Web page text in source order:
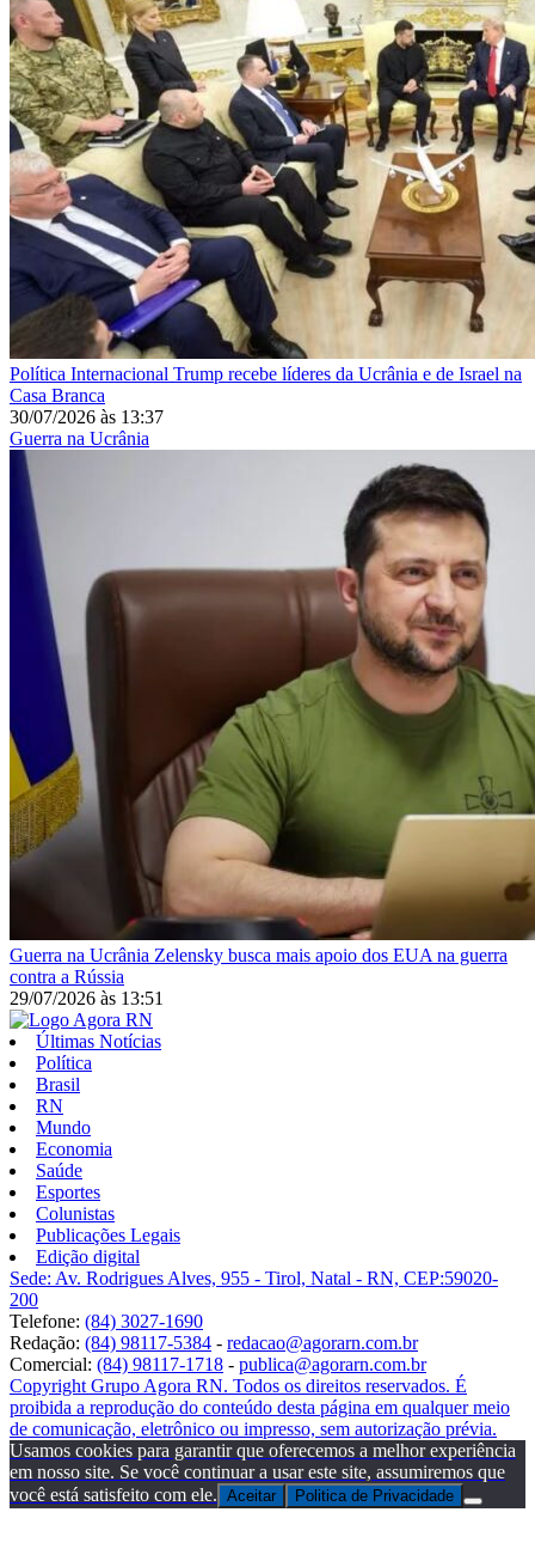
Política Internacional Trump recebe líderes da Ucrânia e de Israel na
Casa Branca
30/07/2026 às 13:37
Guerra na Ucrânia
Guerra na Ucrânia Zelensky busca mais apoio dos EUA na guerra
contra a Rússia
29/07/2026 às 13:51
Últimas Notícias
Política
Brasil
RN
Mundo
Economia
Saúde
Esportes
Colunistas
Publicações Legais
Edição digital
Sede: Av. Rodrigues Alves, 955 - Tirol, Natal - RN, CEP:59020-
200
Telefone: (84) 3027-1690
Redação: (84) 98117-5384 - redacao@agorarn.com.br
Comercial: (84) 98117-1718 - publica@agorarn.com.br
Copyright Grupo Agora RN. Todos os direitos reservados. É
proibida a reprodução do conteúdo desta página em qualquer meio
de comunicação, eletrônico ou impresso, sem autorização prévia.
Usamos cookies para garantir que oferecemos a melhor experiência
em nosso site. Se você continuar a usar este site, assumiremos que
você está satisfeito com ele. Aceitar Politica de Privacidade